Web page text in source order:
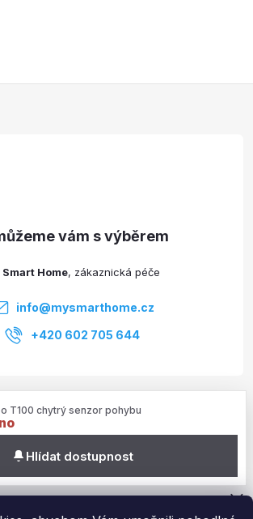
vás
Smart Home
info@mysmarthome.cz
+420 602 705 644
T100 chytrý senzor pohybu
Hlídat dostupnost